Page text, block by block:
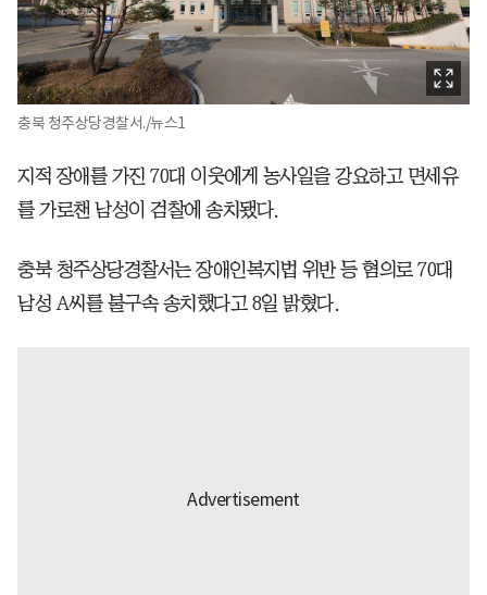
충북 청주상당경찰서./뉴스1
지적 장애를 가진 70대 이웃에게 농사일을 강요하고 면세유
를 가로챈 남성이 검찰에 송치됐다.
충북 청주상당경찰서는 장애인복지법 위반 등 혐의로 70대
남성 A씨를 불구속 송치했다고 8일 밝혔다.